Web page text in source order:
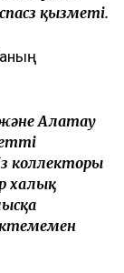
қызметі.
Алатау
коллекторы
халық